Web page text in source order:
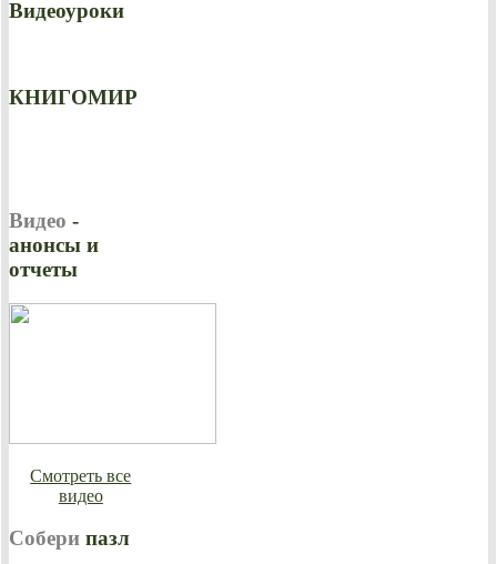
Видеоуроки
КНИГОМИР
Видео -
анонсы и
отчеты
Смотреть все
видео
Собери пазл